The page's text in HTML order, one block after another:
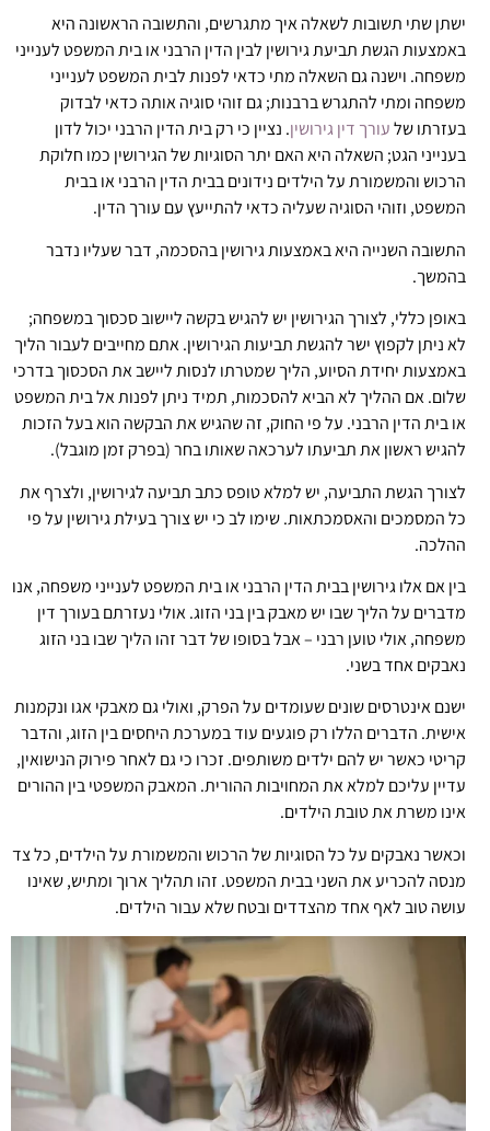
ישתן שתי תשובות לשאלה איך מתגרשים, והתשובה הראשונה היא
באמצעות הגשת תביעת גירושין לבין הדין הרבני או בית המשפט לענייני
משפחה. וישנה גם השאלה מתי כדאי לפנות לבית המשפט לענייני
משפחה ומתי להתגרש ברבנות; גם זוהי סוגיה אותה כדאי לבדוק
בעזרתו שלעורך דין גירושין. נציין כי רק בית הדין הרבני יכול לדון
בענייני הגט; השאלה היא האם יתר הסוגיות של הגירושין כמו חלוקת
הרכוש והמשמורת על הילדים נידונים בבית הדין הרבני או בבית
המשפט, וזוהי הסוגיה שעליה כדאי להתייעץ עם עורך הדין.
התשובה השנייה היא באמצעות גירושין בהסכמה, דבר שעליו נדבר
בהמשך.
באופן כללי, לצורך הגירושין יש להגיש בקשה ליישוב סכסוך במשפחה;
לא ניתן לקפוץ ישר להגשת תביעות הגירושין. אתם מחייבים לעבור הליך
באמצעות יחידת הסיוע, הליך שמטרתו לנסות ליישב את הסכסוך בדרכי
שלום. אם ההליך לא הביא להסכמות, תמיד ניתן לפנות אל בית המשפט
או בית הדין הרבני. על פי החוק, זה שהגיש את הבקשה הוא בעל הזכות
להגיש ראשון את תביעתו לערכאה שאותו בחר (בפרק זמן מוגבל).
לצורך הגשת התביעה, יש למלא טופס כתב תביעה לגירושין, ולצרף את
כל המסמכים והאסמכתאות. שימו לב כי יש צורך בעילת גירושין על פי
ההלכה.
בין אם אלו גירושין בבית הדין הרבני או בית המשפט לענייני משפחה, אנו
מדברים על הליך שבו יש מאבק בין בני הזוג. אולי נעזרתם בעורך דין
משפחה, אולי טוען רבני – אבל בסופו של דבר זהו הליך שבו בני הזוג
נאבקים אחד בשני.
ישנם אינטרסים שונים שעומדים על הפרק, ואולי גם מאבקי אגו ונקמנות
אישית. הדברים הללו רק פוגעים עוד במערכת היחסים בין הזוג, והדבר
קריטי כאשר יש להם ילדים משותפים. זכרו כי גם לאחר פירוק הנישואין,
עדיין עליכם למלא את המחויבות ההורית. המאבק המשפטי בין ההורים
אינו משרת את טובת הילדים.
וכאשר נאבקים על כל הסוגיות של הרכוש והמשמורת על הילדים, כל צד
מנסה להכריע את השני בבית המשפט. זהו תהליך ארוך ומתיש, שאינו
עושה טוב לאף אחד מהצדדים ובטח שלא עבור הילדים.